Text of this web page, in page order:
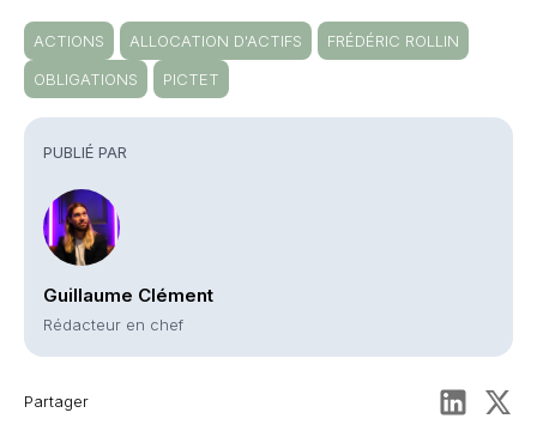
PUBLIÉ PAR
Guillaume Clément
Rédacteur en chef
Partager
ACTIONS ALLOCATION D'ACTIFS
FRÉDÉRIC ROLLIN
OBLIGATIONS
PICTET